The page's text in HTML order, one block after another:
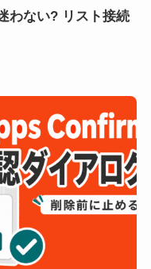
わない? リスト接続